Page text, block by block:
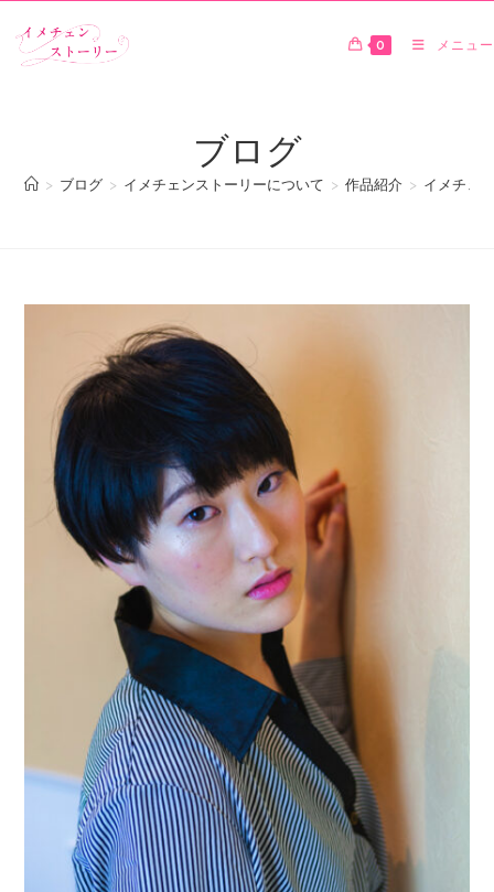
0 メニュー
ブログ
> ブログ > イメチェンストーリーについて > 作品紹介 > イメチェ